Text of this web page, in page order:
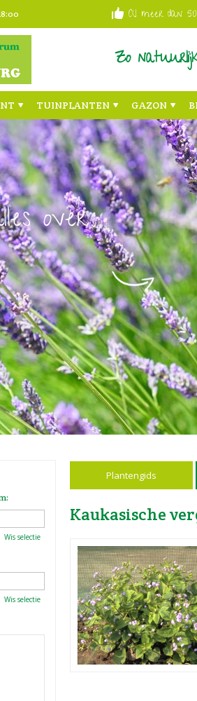
Al meer dan
Zo
TUINPLANTEN GAZON
over
Plantengids
Kaukasische
Wis selectie
Wis selectie